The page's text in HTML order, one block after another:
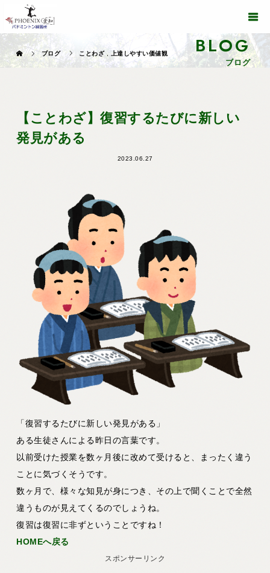
BLOG
ブログ
ブログ ことわざ 上達しやすい価値観
【ことわざ】復習するたびに新しい
発見がある
2023.06.27
「復習するたびに新しい発見がある」
ある生徒さんによる昨日の言葉です。
以前受けた授業を数ヶ月後に改めて受けると、まったく違う
ことに気づくそうです。
数ヶ月で、様々な知見が身につき、その上で聞くことで全然
違うものが見えてくるのでしょうね。
復習は復習に非ずということですね！
HOMEへ戻る
スポンサーリンク